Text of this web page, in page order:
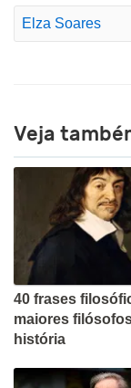
Elza Soares
Veja
40 frases
maiores
história